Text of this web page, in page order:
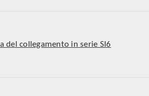
del collegamento in serie SI6